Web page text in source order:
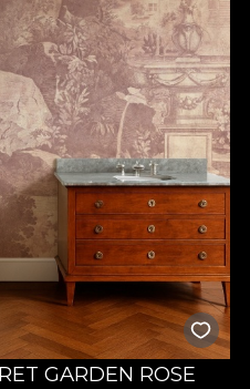
GARDEN ROSE